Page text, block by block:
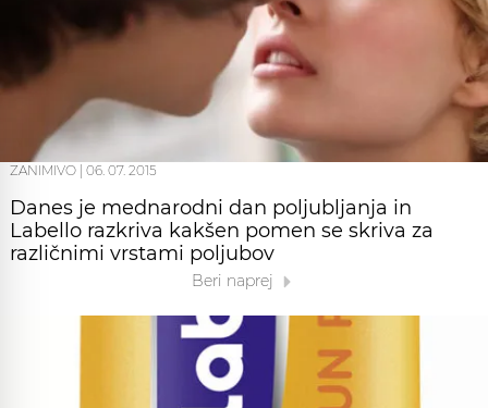
ZANIMIVO 06. 07. 2015
Danes je mednarodni dan poljubljanja in
Labello razkriva kakšen pomen se skriva za
različnimi vrstami poljubov
Beri naprej